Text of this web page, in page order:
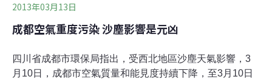
2013年03月13日
成都空氣重度污染 沙塵影響是元凶
四川省成都市環保局指出，受西北地區沙塵天氣影響，3
月10日，成都市空氣質量和能見度持續下降，至3月10日